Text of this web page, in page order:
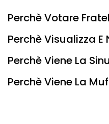
Perchè Votare
Perchè Visualizza E
Perchè Viene La
Perchè Viene La